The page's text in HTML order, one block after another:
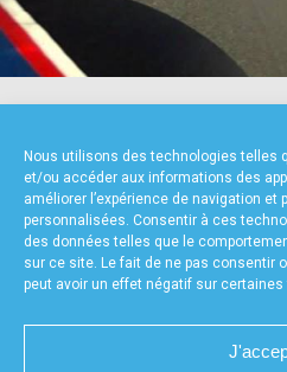
Nous utilisons des technologies telles
et/ou accéder aux informations des
améliorer l’expérience de navigation et
personnalisées. Consentir à ces
des données telles que le
sur ce site. Le fait de ne pas consentir
peut avoir un effet négatif sur
accéder à la